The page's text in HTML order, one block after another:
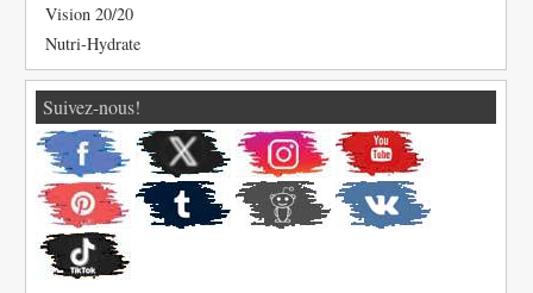
Vision 20/20
Nutri-Hydrate
Suivez-nous!